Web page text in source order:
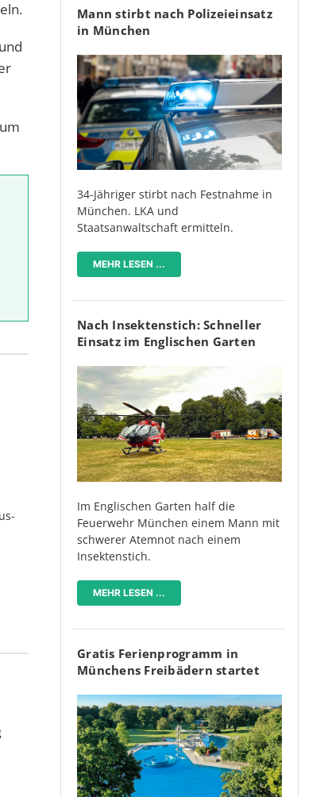
Mann stirbt nach Polizeieinsatz
in München
34-Jähriger stirbt nach Festnahme in
München. LKA und
Staatsanwaltschaft ermitteln.
MEHR LESEN ...
Nach Insektenstich: Schneller
Einsatz im Englischen Garten
Im Englischen Garten half die
Feuerwehr München einem Mann mit
schwerer Atemnot nach einem
Insektenstich.
MEHR LESEN ...
Gratis Ferienprogramm in
Münchens Freibädern startet